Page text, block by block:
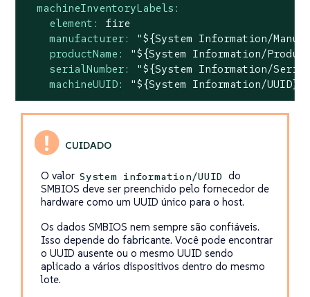
machineInventoryLabels:
element:
fire
manufacturer:
"${System Information/
productName:
"${System Information/
serialNumber:
"${System Information/Serial
machineUUID:
"${System Information/UUID}"
O valor System information/UUID do
SMBIOS deve ser preenchido pelo fornecedor de
hardware como um UUID único para o host.
Os dados SMBIOS nem sempre são confiáveis.
Isso depende do fabricante. Você pode encontrar
o UUID ausente ou o mesmo UUID sendo
aplicado a vários dispositivos dentro do mesmo
lote.